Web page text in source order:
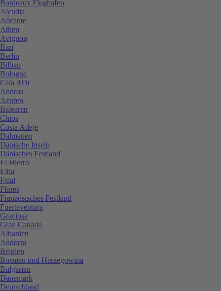
Bordeaux Flughafen
Alcudia
Alicante
Athen
Avignon
Bari
Berlin
Bilbao
Bologna
Cala d'Or
Andros
Azoren
Balearen
Chios
Costa Adeje
Dalmatien
Dänische Inseln
Dänisches Festland
El Hierro
Elba
Faial
Flores
Französisches Festland
Fuerteventura
Graciosa
Gran Canaria
Albanien
Andorra
Belgien
Bosnien und Herzegowina
Bulgarien
Dänemark
Deutschland